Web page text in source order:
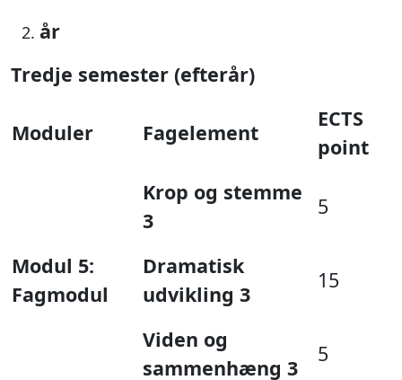
år
Tredje semester (efterår)
Moduler Fagelement
ECTS
point
Modul 5:
Fagmodul
Krop og stemme
3
5
Dramatisk
udvikling 3
15
Viden og
sammenhæng 3
5